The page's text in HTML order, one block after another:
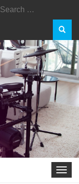
Search
Toggle